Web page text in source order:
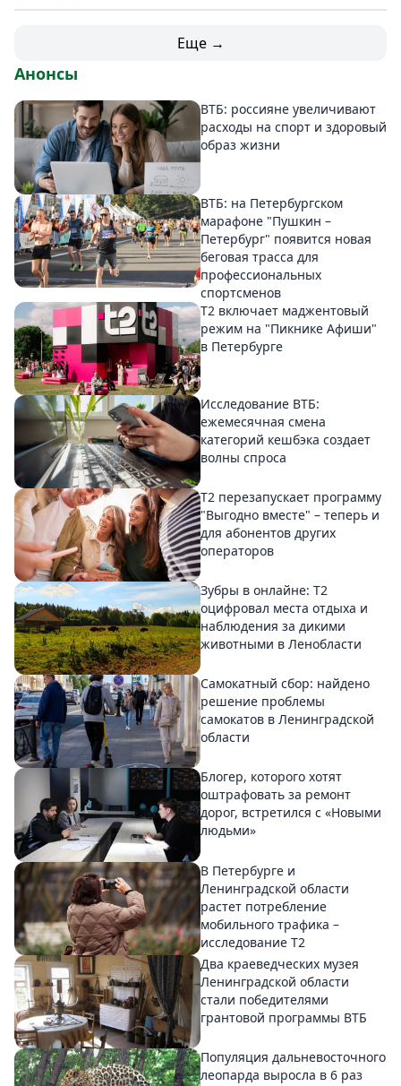
Еще →
Анонсы
ВТБ: россияне увеличивают
расходы на спорт и здоровый
образ жизни
ВТБ: на Петербургском
марафоне "Пушкин –
Петербург" появится новая
беговая трасса для
профессиональных
спортсменов
Т2 включает маджентовый
режим на "Пикнике Афиши"
в Петербурге
Исследование ВТБ:
ежемесячная смена
категорий кешбэка создает
волны спроса
Т2 перезапускает программу
"Выгодно вместе" – теперь и
для абонентов других
операторов
Зубры в онлайне: Т2
оцифровал места отдыха и
наблюдения за дикими
животными в Ленобласти
Самокатный сбор: найдено
решение проблемы
самокатов в Ленинградской
области
Блогер, которого хотят
оштрафовать за ремонт
дорог, встретился с «Новыми
людьми»
В Петербурге и
Ленинградской области
растет потребление
мобильного трафика –
исследование T2
Два краеведческих музея
Ленинградской области
стали победителями
грантовой программы ВТБ
Популяция дальневосточного
леопарда выросла в 6 раз